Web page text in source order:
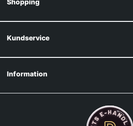
Shopping
Kundservice
Information